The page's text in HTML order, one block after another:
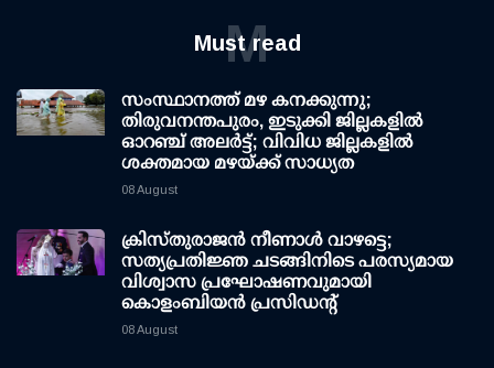
Must read
M
സംസ്ഥാനത്ത് മഴ കനക്കുന്നു;
തിരുവനന്തപുരം, ഇടുക്കി ജില്ലകളിൽ
ഓറഞ്ച് അലർട്ട്; വിവിധ ജില്ലകളിൽ
ശക്തമായ മഴയ്ക്ക് സാധ്യത
08 August
ക്രിസ്തുരാജൻ നീണാൾ വാഴട്ടെ;
സത്യപ്രതിജ്ഞ ചടങ്ങിനിടെ പരസ്യമായ
വിശ്വാസ പ്രഘോഷണവുമായി
കൊളംബിയൻ പ്രസിഡന്റ്
08 August